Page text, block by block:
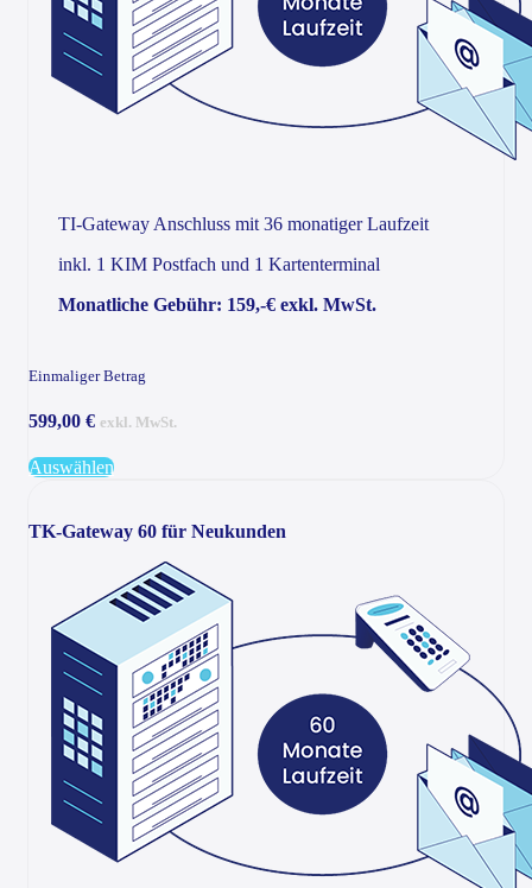
TI-Gateway Anschluss mit 36 monatiger Laufzeit
inkl. 1 KIM Postfach und 1 Kartenterminal
Monatliche Gebühr: 159,-€ exkl. MwSt.
Einmaliger Betrag
599,00 € exkl. MwSt.
Auswählen
TK-Gateway 60 für Neukunden